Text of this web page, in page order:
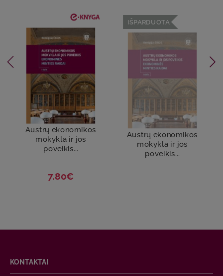
Austrų ekonomikos
mokykla ir jos
poveikis...
7.80€
IŠPARDUOTA
Austrų ekonomikos
mokykla ir jos
poveikis...
KONTAKTAI